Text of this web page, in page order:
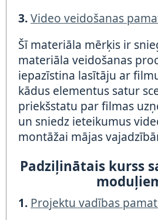
3.Video veidošanas
Šī materiāla mērķis ir
materiāla veidošanas
iepazīstina lasītāju ar
kādus elementus satur
priekšstatu par filmas
un sniedz ieteikumus
montāžai mājas
Padziļinātais kurss
1. Projektu vadības